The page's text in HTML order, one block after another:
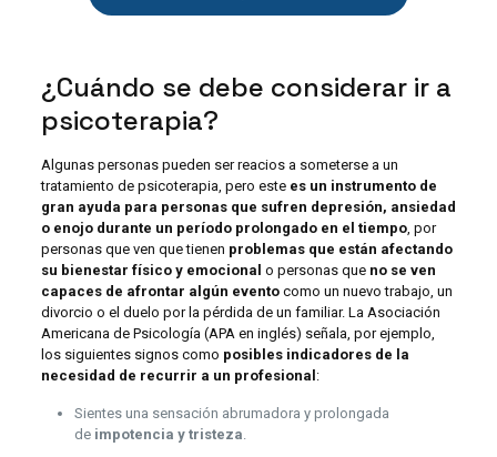
¿Cuándo se debe considerar ir a
psicoterapia?
Algunas personas pueden ser reacios a someterse a un
tratamiento de psicoterapia, pero este es un instrumento de
gran ayuda para personas que sufren depresión, ansiedad
o enojo durante un período prolongado en el tiempo, por
personas que ven que tienen problemas que están afectando
su bienestar físico y emocional o personas que no se ven
capaces de afrontar algún eventocomo un nuevo trabajo, un
divorcio o el duelo por la pérdida de un familiar. La Asociación
Americana de Psicología (APA en inglés) señala, por ejemplo,
los siguientes signos como posibles indicadores de la
necesidad de recurrir a un profesional :
Sientes una sensación abrumadora y prolongada
de impotencia y tristeza.